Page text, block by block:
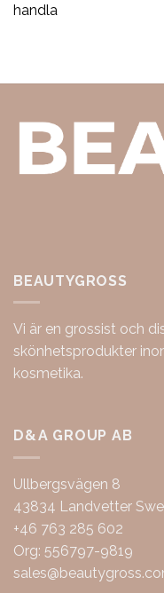
handla
BEAUTYGROSS
Vi är en grossist och
skönhetsprodukter
kosmetika.
D&A GROUP AB
Ullbergsvägen 8
43834 Landvetter
+46 763 285 602
Org: 556797-9819